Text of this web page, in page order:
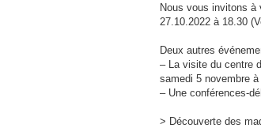
Nous vous invitons à
27.10.2022 à 18.30
Deux autres
– La visite du centre
samedi 5 novembre à
– Une conférences-
> Découverte des